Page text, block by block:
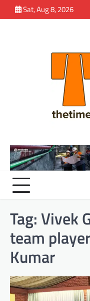
to
Sat, Aug 8, 2026
Tag:Vivek
team
Kumar